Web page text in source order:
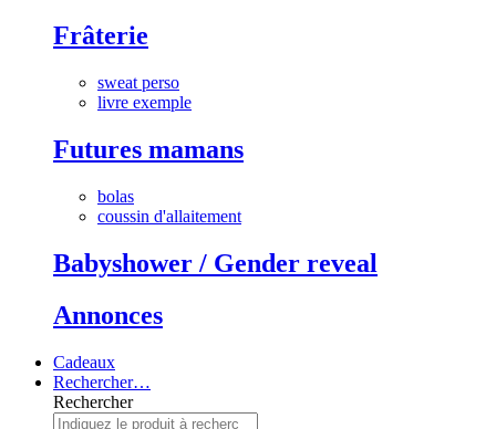
Frâterie
sweat perso
livre exemple
Futures mamans
bolas
coussin d'allaitement
Babyshower / Gender reveal
Annonces
Cadeaux
Rechercher…
Rechercher